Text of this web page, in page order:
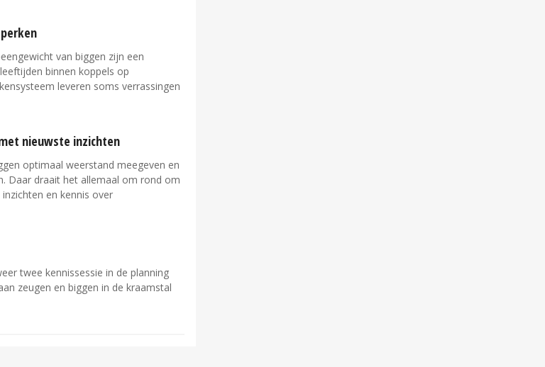
van biggen zijn een
binnen koppels op
leveren soms verrassingen
nieuwste inzichten
optimaal weerstand meegeven en
Daar draait het allemaal om rond om
en kennis over
twee kennissessie in de planning
zeugen en biggen in de kraamstal